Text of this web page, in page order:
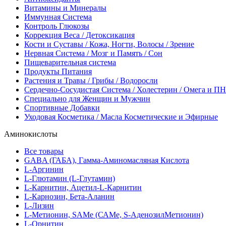
Витамины и Минералы
Иммунная Система
Контроль Глюкозы
Коррекция Веса / Детоксикация
Кости и Суставы / Кожа, Ногти, Волосы / Зрение
Нервная Система / Мозг и Память / Сон
Пищеварительная система
Продукты Питания
Растения и Травы / Грибы / Водоросли
Сердечно-Сосудистая Система / Холестерин / Омега и
Специально для Женщин и Мужчин
Спортивные Добавки
Уходовая Косметика / Масла Косметические и Эфирные
Аминокислоты
Все товары
GABA (ГАБА), Гамма-Аминомасляная Кислота
L-Аргинин
L-Глютамин (L-Глутамин)
L-Карнитин, Ацетил-L-Карнитин
L-Карнозин, Бета-Аланин
L-Лизин
L-Метионин, SAMe (САМе, S-АденозилМетионин)
L-Орнитин